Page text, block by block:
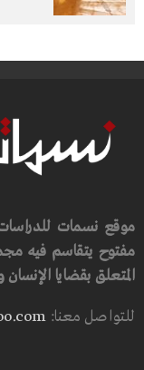
موقع نسمات للدراسات
مفتوح يتقاسم فيه
المتعلق بقضايا
للتواصل معنا: